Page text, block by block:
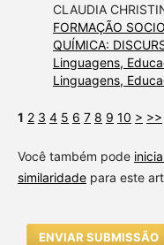
CLAUDIA
FORMAÇÃO
QUÍMICA:
Linguagens,
Linguagens,
1 2 3 4 5 6 7 8 9 10 > >>
Você também pode
similaridadepara este
ENVIAR SUBMISSÃO